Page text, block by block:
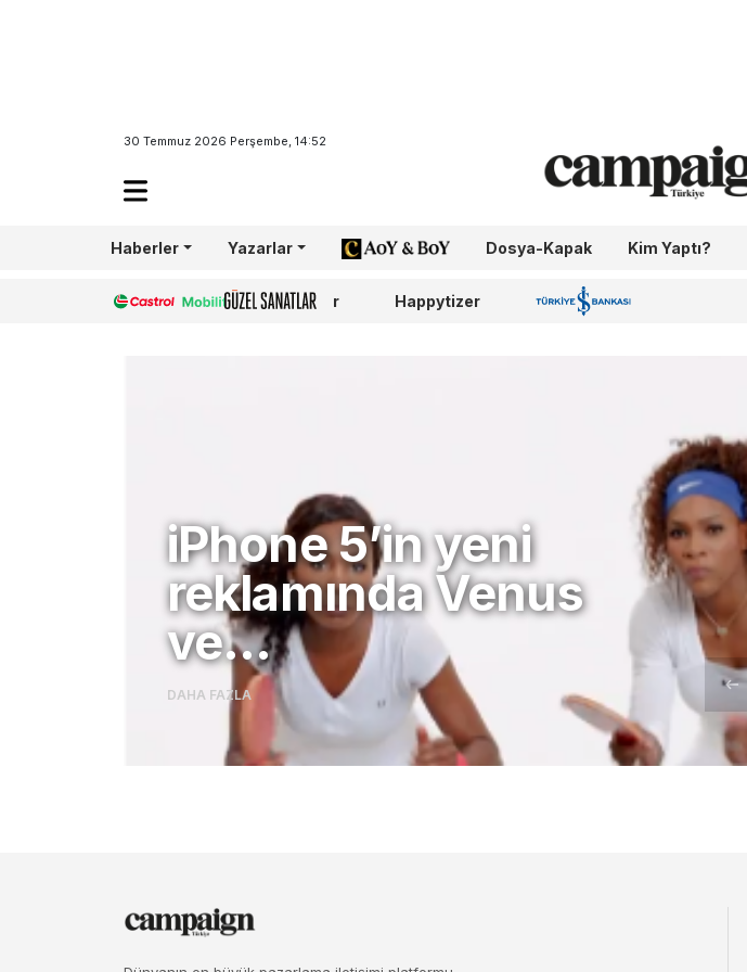
30 Temmuz 2026 Perşembe, 14:52
Haberler Yazarlar AoY/BoY Dosya-Kapak Kim Yaptı?
Castrol Güzel Sanatlar Happytizer İş Bankası 100.Yıl
iPhone 5’in yeni
reklamında Venus
ve…
DAHA FAZLA